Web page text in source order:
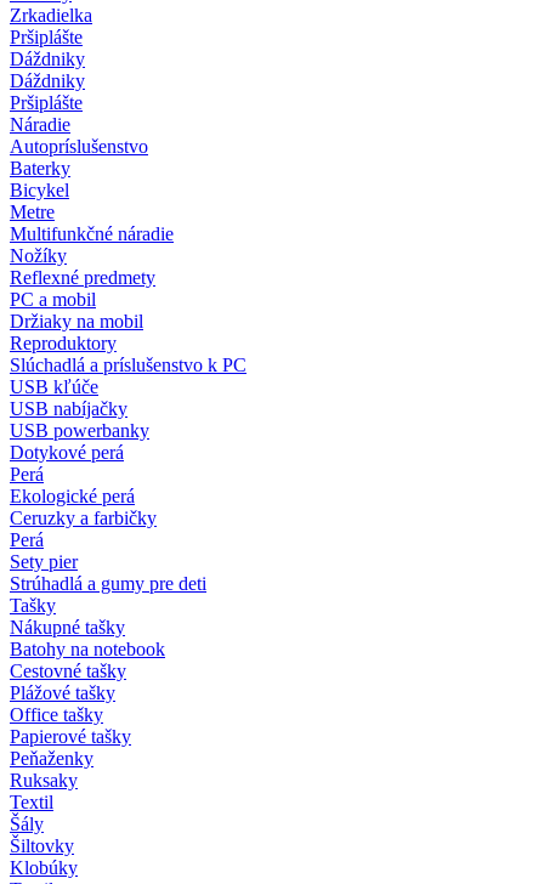
Zrkadielka
Pršiplášte
Dáždniky
Dáždniky
Pršiplášte
Náradie
Autopríslušenstvo
Baterky
Bicykel
Metre
Multifunkčné náradie
Nožíky
Reflexné predmety
PC a mobil
Držiaky na mobil
Reproduktory
Slúchadlá a príslušenstvo k PC
USB kľúče
USB nabíjačky
USB powerbanky
Dotykové perá
Perá
Ekologické perá
Ceruzky a farbičky
Perá
Sety pier
Strúhadlá a gumy pre deti
Tašky
Nákupné tašky
Batohy na notebook
Cestovné tašky
Plážové tašky
Office tašky
Papierové tašky
Peňaženky
Ruksaky
Textil
Šály
Šiltovky
Klobúky